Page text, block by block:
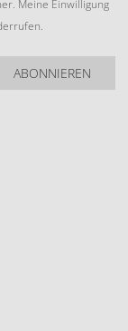
Meine Einwilligung
ABONNIEREN